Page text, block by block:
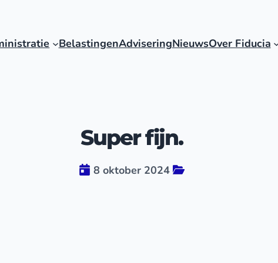
BelastingenAdviseringNieuwsOver Fiducia
Super fijn.
8 oktober 2024